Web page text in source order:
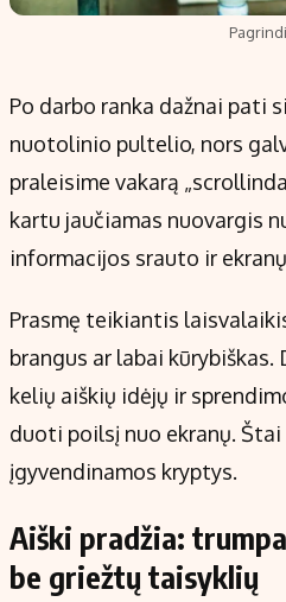
Apie mus
Kontaktai
Regionų naujienos
Indėlių palūkanos
Po darbo ranka dažnai pati
nuotolinio pultelio, nors
praleisime vakarą
kartu jaučiamas nuovargis
informacijos srauto ir
Prasmę teikiantis
brangus ar labai kūrybiškas.
kelių aiškių idėjų ir
duoti poilsį nuo ekranų.
įgyvendinamos kryptys.
Aiški pradžia:
be griežtų taisyklių